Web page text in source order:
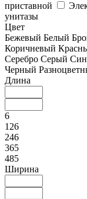
приставной
унитазы
Цвет
Бежевый Белый
Коричневый
Серебро Серый
Черный
Длина
6
126
246
365
485
Ширина